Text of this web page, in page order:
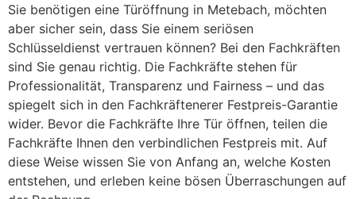
Sie benötigen eine Türöffnung in Metebach, möchten
aber sicher sein, dass Sie einem seriösen
Schlüsseldienst vertrauen können? Bei den Fachkräften
sind Sie genau richtig. Die Fachkräfte stehen für
Professionalität, Transparenz und Fairness – und das
spiegelt sich in den Fachkräftenerer Festpreis-Garantie
wider. Bevor die Fachkräfte Ihre Tür öffnen, teilen die
Fachkräfte Ihnen den verbindlichen Festpreis mit. Auf
diese Weise wissen Sie von Anfang an, welche Kosten
entstehen, und erleben keine bösen Überraschungen auf